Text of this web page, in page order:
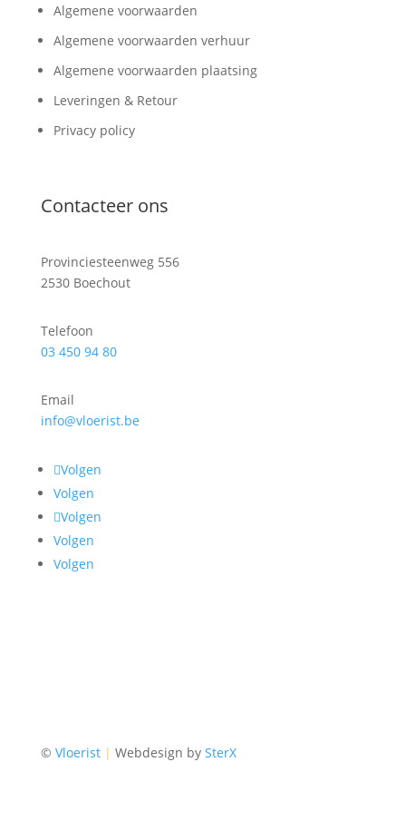
Algemene voorwaarden
Algemene voorwaarden verhuur
Algemene voorwaarden plaatsing
Leveringen & Retour
Privacy policy
Contacteer ons
Provinciesteenweg 556
2530 Boechout
Telefoon
03 450 94 80
Email
info@vloerist.be
Volgen
Volgen
Volgen
Volgen
Volgen
© Vloerist | Webdesign by SterX